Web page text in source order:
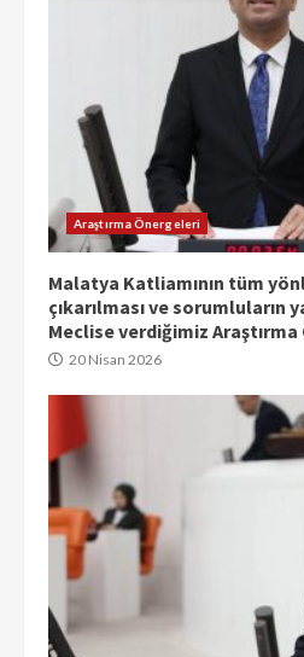
Araştırma Önergeleri
Malatya Katliamının tüm
çıkarılması ve sorumluların
Meclise verdiğimiz
20 Nisan 2026